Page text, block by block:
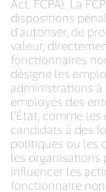
Act, FCPA). La
dispositions
d’autoriser, de
valeur,
fonctionnaires
désigne les
administrations à
employés des
l’État, comme
candidats à des
politiques ou les
les
influencer les
fonctionnaire